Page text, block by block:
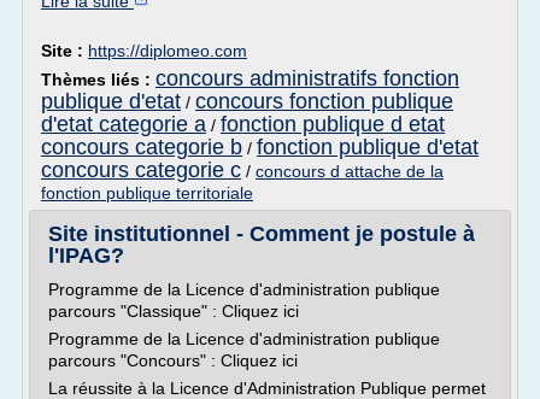
Site : https://diplomeo.com
Thèmes liés : concours administratifs fonction
publique d'etat / concours fonction publique
d'etat categorie a / fonction publique d etat
concours categorie b / fonction publique d'etat
concours categorie c / concours d attache de la
fonction publique territoriale
Site institutionnel - Comment je postule à
l'IPAG?
Programme de la Licence d'administration publique
parcours "Classique" : Cliquez ici
Programme de la Licence d'administration publique
parcours "Concours" : Cliquez ici
La réussite à la Licence d'Administration Publique permet